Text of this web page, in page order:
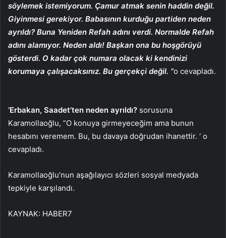
söylemek istemiyorum. Çamur atmak senin haddin değil.
Giyinmesi gerekiyor. Babasının kurduğu partiden neden
ayrıldı? Buna Yeniden Refah adını verdi. Normalde Refah
adını alamıyor. Neden aldı! Başkan ona bu hoşgörüyü
gösterdi. O kadar çok numara olacak ki kendinizi
korumaya çalışacaksınız. Bu gerçekçi değil. ”o cevapladı.
‘Erbakan, Saadet’ten neden ayrıldı? sorusuna
Karamollaoğlu, ”O konuya girmeyeceğim ama bunun
hesabını veremem. Bu, bu davaya doğrudan ihanettir. ‘ o
cevapladı.
Karamollaoğlu’nun aşağılayıcı sözleri sosyal medyada
tepkiyle karşılandı.
KAYNAK: HABER7